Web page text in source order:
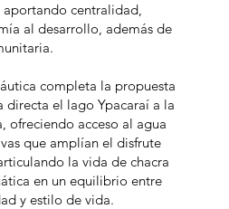
centralidad,
al desarrollo, además de
completa la propuesta
directa el lago Ypacaraí a la
ofreciendo acceso al agua
que amplían el disfrute
la vida de chacra
en un equilibrio entre
y estilo de vida.